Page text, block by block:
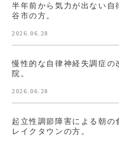
半年前から気力が出ない自
谷市の方。
2026.06.28
慢性的な自律神経失調症の
院。
2026.06.28
起立性調節障害による朝の
レイクタウンの方。